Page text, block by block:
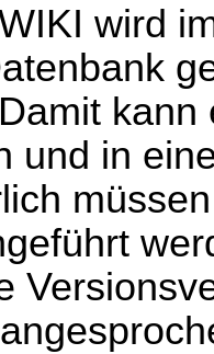
wird
und in